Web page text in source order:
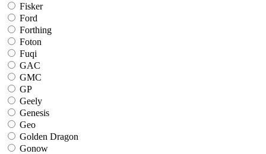
Fisker
Ford
Forthing
Foton
Fuqi
GAC
GMC
GP
Geely
Genesis
Geo
Golden Dragon
Gonow